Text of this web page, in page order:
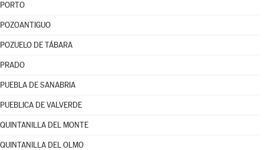
PORTO
POZOANTIGUO
POZUELO DE TÁBARA
PRADO
PUEBLA DE SANABRIA
PUEBLICA DE VALVERDE
QUINTANILLA DEL MONTE
QUINTANILLA DEL OLMO